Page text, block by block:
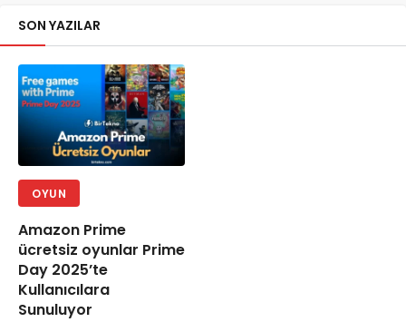
SON YAZILAR
OYUN
Amazon Prime
ücretsiz oyunlar Prime
Day 2025’te
Kullanıcılara
Sunuluyor